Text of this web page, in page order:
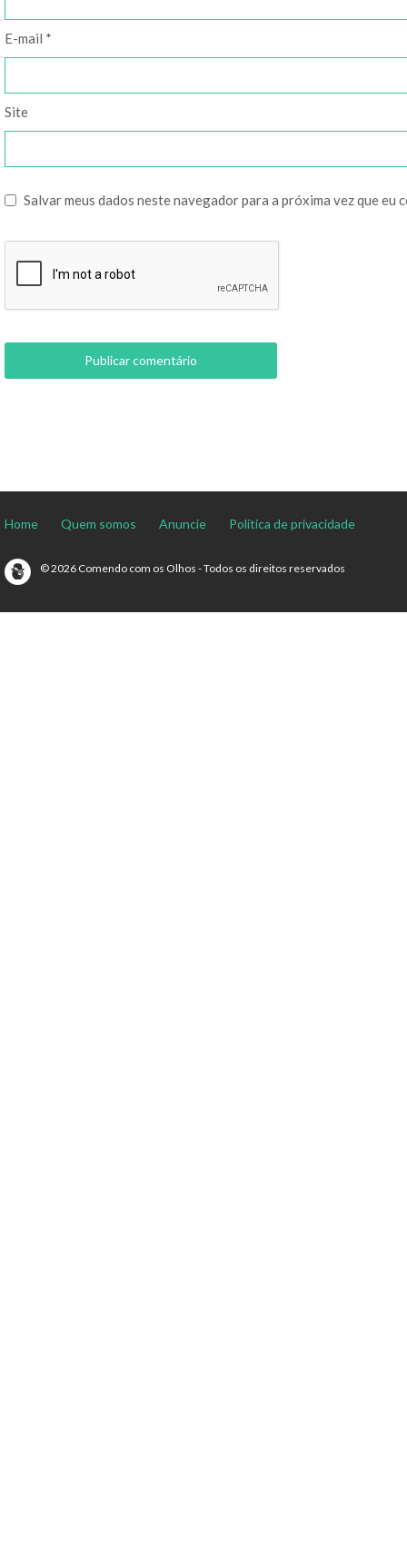
E-mail *
Site
Salvar meus dados neste navegador para a próxima vez que eu
Home Quem somos Anuncie Política de privacidade
© 2026 Comendo com os Olhos - Todos os direitos reservados